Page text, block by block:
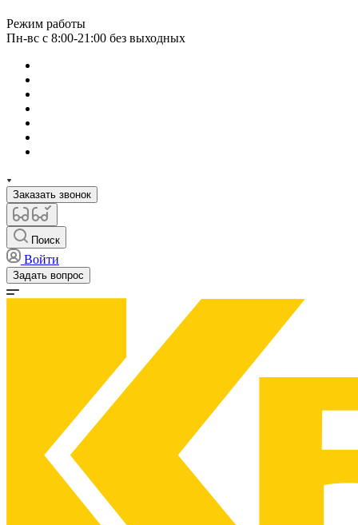
Режим работы
Пн-вс с 8:00-21:00 без выходных
Заказать звонок
Поиск
Войти
Задать вопрос